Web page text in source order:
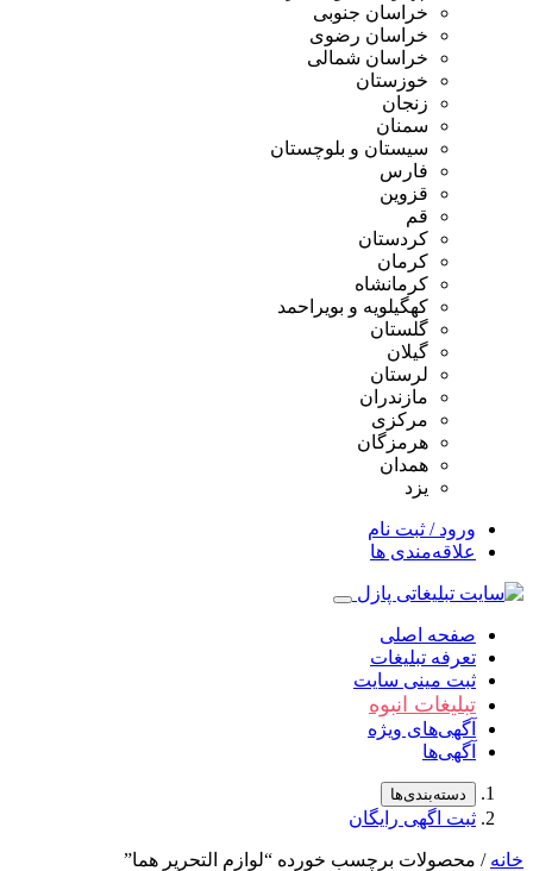
خراسان جنوبی
خراسان رضوی
خراسان شمالی
خوزستان
زنجان
سمنان
سیستان و بلوچستان
فارس
قزوین
قم
کردستان
کرمان
کرمانشاه
کهگیلویه و بویراحمد
گلستان
گیلان
لرستان
مازندران
مرکزی
هرمزگان
همدان
یزد
ورود / ثبت نام
علاقه‌مندی ها
صفحه اصلی
تعرفه تبلیغات
ثبت مینی سایت
تبلیغات انبوه
آگهی‌های ویژه
آگهی‌ها
دسته‌بندی‌ها
ثبت اگهی رایگان
خانه / محصولات برچسب خورده “لوازم التحریر هما”